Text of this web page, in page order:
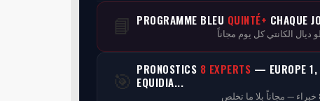
📘 PROGRAMME BLEU QUINTÉ+ CHAQUE
ديال الكانتي كل يوم مجاناً
🎯 PRONOSTICS 8 EXPERTS — EUROPE 1,
EQUIDIA...